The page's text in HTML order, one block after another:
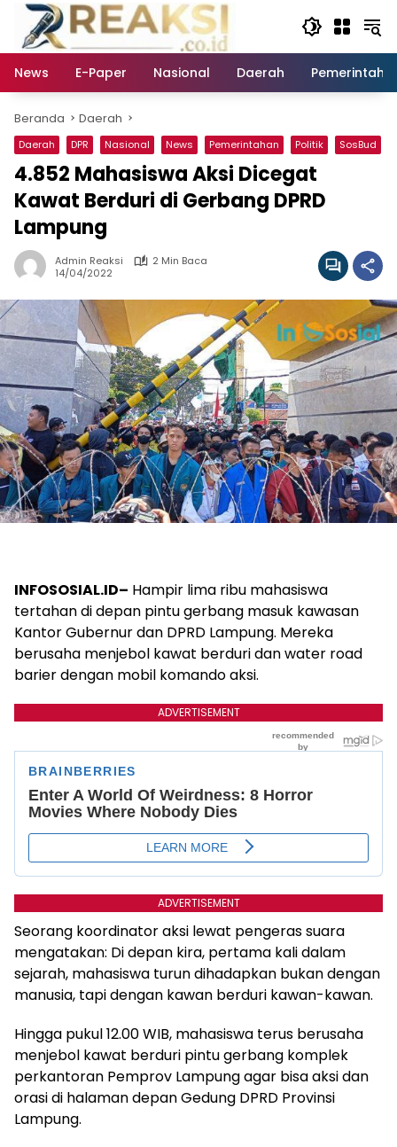
Langsung
konten
News
E-Paper Nasional Daerah
Beranda Daerah
Daerah DPR Nasional News Pemerintahan Politik SosBud
4.852 Mahasiswa Aksi Dicegat
Kawat Berduri di Gerbang DPRD
Lampung
Admin Reaksi
2 Min Baca
14/04/2022
INFOSOSIAL.ID– Hampir lima ribu mahasiswa
tertahan di depan pintu gerbang masuk kawasan
Kantor Gubernur dan DPRD Lampung. Mereka
berusaha menjebol kawat berduri dan water road
barier dengan mobil komando aksi.
ADVERTISEMENT
ADVERTISEMENT
Seorang koordinator aksi lewat pengeras suara
mengatakan: Di depan kira, pertama kali dalam
sejarah, mahasiswa turun dihadapkan bukan dengan
manusia, tapi dengan kawan berduri kawan-kawan.
Hingga pukul 12.00 WIB, mahasiswa terus berusaha
menjebol kawat berduri pintu gerbang komplek
perkantoran Pemprov Lampung agar bisa aksi dan
orasi di halaman depan Gedung DPRD Provinsi
Lampung.